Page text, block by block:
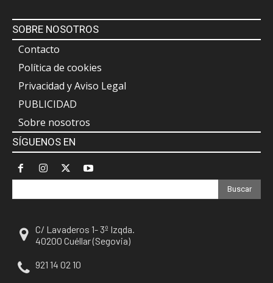
SOBRE NOSOTROS
Contacto
Política de cookies
Privacidad y Aviso Legal
PUBLICIDAD
Sobre nosotros
SÍGUENOS EN
Buscar
C/ Lavaderos 1- 3º Izqda.
40200 Cuéllar (Segovia)
921 14 02 10